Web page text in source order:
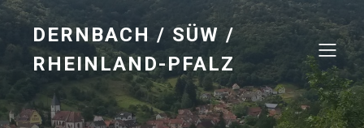
DERNBACH / SÜW /
RHEINLAND-PFALZ